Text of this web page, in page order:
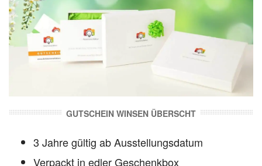
GUTSCHEIN WINSEN ÜBERSCHT
3 Jahre gültig ab Ausstellungsdatum
Verpackt in edler Geschenkbox